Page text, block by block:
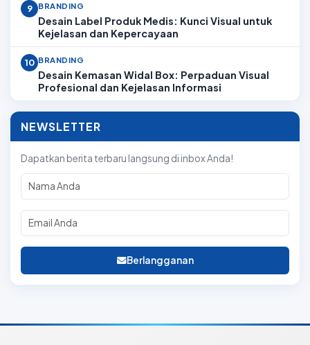
9 BRANDING
Desain Label Produk Medis: Kunci Visual untuk
Kejelasan dan Kepercayaan
10 BRANDING
Desain Kemasan Widal Box: Perpaduan Visual
Profesional dan Kejelasan Informasi
NEWSLETTER
Dapatkan berita terbaru langsung di inbox Anda!
Berlangganan